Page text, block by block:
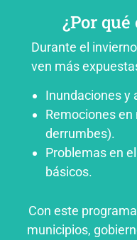
¿Por
Durante el
ven más
Inundaciones y
Remociones
derrumbes).
Problemas en
básicos.
Con este
municipios,